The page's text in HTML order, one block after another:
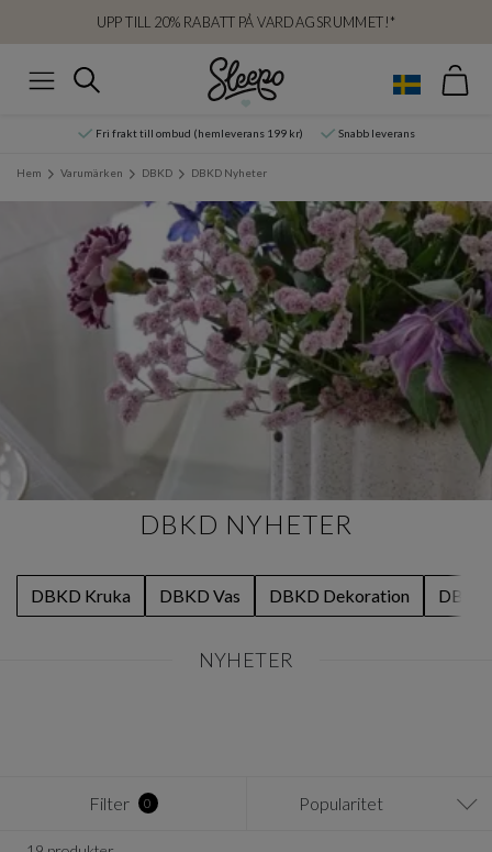
UPP TILL 20% RABATT PÅ VARDAGSRUMMET!*
Sök
Fri frakt till ombud (hemleverans 199 kr) Snabb leverans
Hem Varumärken DBKD DBKD Nyheter
DBKD NYHETER
DBKD Kruka DBKD Vas DBKD Dekoration DBKD
NYHETER
Filter 0 Popularitet